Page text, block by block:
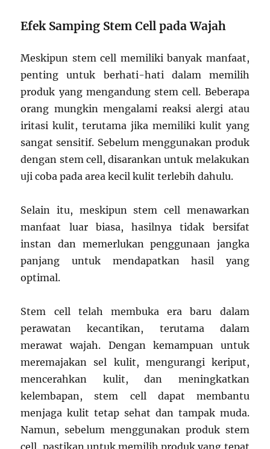
Efek Samping Stem Cell pada Wajah
Meskipun stem cell memiliki banyak manfaat,
penting untuk berhati-hati dalam memilih
produk yang mengandung stem cell. Beberapa
orang mungkin mengalami reaksi alergi atau
iritasi kulit, terutama jika memiliki kulit yang
sangat sensitif. Sebelum menggunakan produk
dengan stem cell, disarankan untuk melakukan
uji coba pada area kecil kulit terlebih dahulu.
Selain itu, meskipun stem cell menawarkan
manfaat luar biasa, hasilnya tidak bersifat
instan dan memerlukan penggunaan jangka
panjang untuk mendapatkan hasil yang
optimal.
Stem cell telah membuka era baru dalam
perawatan kecantikan, terutama dalam
merawat wajah. Dengan kemampuan untuk
meremajakan sel kulit, mengurangi keriput,
mencerahkan kulit, dan meningkatkan
kelembapan, stem cell dapat membantu
menjaga kulit tetap sehat dan tampak muda.
Namun, sebelum menggunakan produk stem